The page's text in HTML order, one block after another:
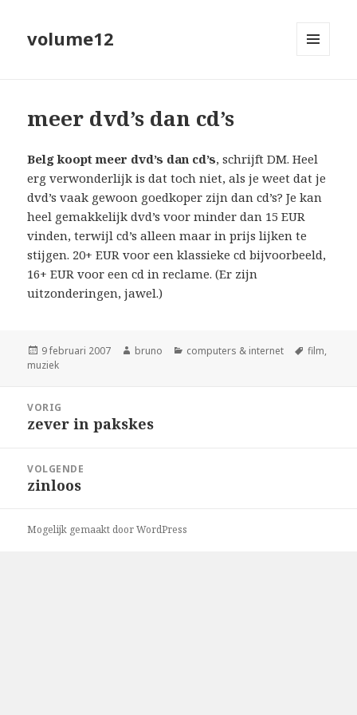
volume12
meer dvd’s dan cd’s
Belg koopt meer dvd’s dan cd’s, schrijft DM. Heel
erg verwonderlijk is dat toch niet, als je weet dat je
dvd’s vaak gewoon goedkoper zijn dan cd’s? Je kan
heel gemakkelijk dvd’s voor minder dan 15 EUR
vinden, terwijl cd’s alleen maar in prijs lijken te
stijgen. 20+ EUR voor een klassieke cd bijvoorbeeld,
16+ EUR voor een cd in reclame. (Er zijn
uitzonderingen, jawel.)
Geplaatst
op
9 februari 2007 Auteur
bruno Categorieën
computers & internet Tags
film,
muziek
navigatie
VORIG
Vorig
zever in pakskes
VOLGENDE
Volgend
zinloos
Mogelijk gemaakt door WordPress